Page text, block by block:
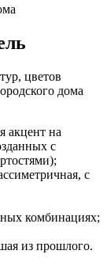
цветов
дома
акцент на
с
с
комбинациях;
из прошлого.